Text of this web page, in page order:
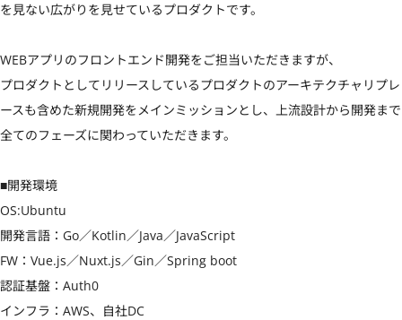
を見ない広がりを見せているプロダクトです。
WEBアプリのフロントエンド開発をご担当いただきますが、
プロダクトとしてリリースしているプロダクトのアーキテクチャリプレ
ースも含めた新規開発をメインミッションとし、上流設計から開発まで
全てのフェーズに関わっていただきます。
■開発環境
OS:Ubuntu
開発言語：Go／Kotlin／Java／JavaScript
FW：Vue.js／Nuxt.js／Gin／Spring boot
認証基盤：Auth0
インフラ：AWS、自社DC